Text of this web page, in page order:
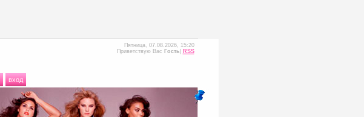
Пятница, 07.08.2026, 15:20
Приветствую Вас Гость RSS
вход